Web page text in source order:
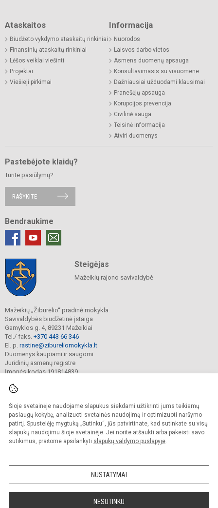
Šioje svetainėje naudojame slapukus siekdami užtikrinti jums teikiamų
paslaugų kokybę, analizuoti svetainės naudojimą ir optimizuoti naršymo
patirtį. Spustelėję mygtuką „Sutinku“, jūs patvirtinate, kad sutinkate su visų
slapukų naudojimu šioje svetainėje. Jei norite atšaukti arba pakeisti savo
sutikimus, prašome apsilankyti slapukų valdymo puslapyje.
NUSTATYMAI
NESUTINKU
Ataskaitos
Biudžeto vykdymo ataskaitų rinkiniai
Finansinių ataskaitų rinkiniai
Lėšos veiklai viešinti
Projektai
Viešieji pirkimai
Informacija
Nuorodos
Laisvos darbo vietos
Asmens duomenų apsauga
Konsultavimasis su visuomene
Dažniausiai užduodami klausimai
Pranešėjų apsauga
Korupcijos prevencija
Civilinė sauga
Teisinė informacija
Atviri duomenys
Pastebėjote klaidų?
Turite pasiūlymų?
RAŠYKITE
Bendraukime
Steigėjas
Mažeikių rajono savivaldybė
Mažeikių „Žiburėlio“ pradinė mokykla
Savivaldybės biudžetinė įstaiga
Gamyklos g. 4, 89231 Mažeikiai
Tel./ faks. +370 443 66 346
El. p. rastine@zibureliomokykla.lt
Duomenys kaupiami ir saugomi
Juridinių asmenų registre
Įmonės kodas 191814839
© 2025. Mažeikių „Žiburėlio“ pradinė mokykla. Visos teisės saugomos.
Kopijuoti turinį be raštiško įstaigos administracijos sutikimo griežtai draudžiama.
Prieinamumo paraiška Slapukų valdymas
Sumanus būdas atnaujinti